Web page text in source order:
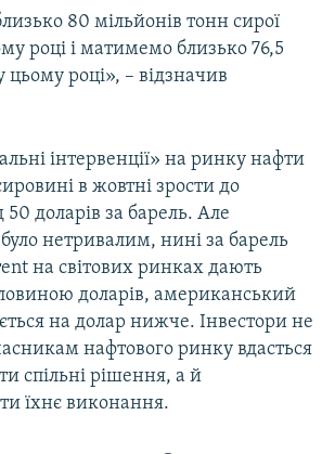
80 мільйонів тонн сирої
році і матимемо близько 76,5
цьому році», – відзначив
інтервенції» на ринку нафти
в жовтні зрости до
доларів за барель. Але
нетривалим, нині за барель
на світових ринках дають
доларів, американський
на долар нижче. Інвестори не
нафтового ринку вдасться
спільні рішення, а й
їхнє виконання.